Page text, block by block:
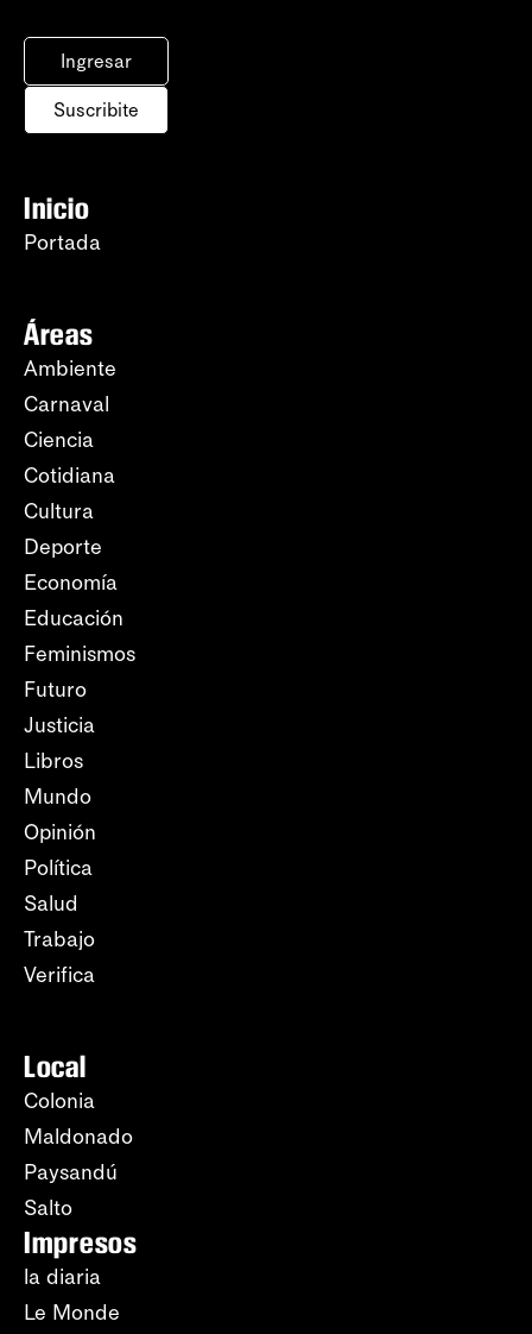
Ingresar
Suscribite
Inicio
Portada
Áreas
Ambiente
Carnaval
Ciencia
Cotidiana
Cultura
Deporte
Economía
Educación
Feminismos
Futuro
Justicia
Libros
Mundo
Opinión
Política
Salud
Trabajo
Verifica
Local
Colonia
Maldonado
Paysandú
Salto
Impresos
la diaria
Le Monde